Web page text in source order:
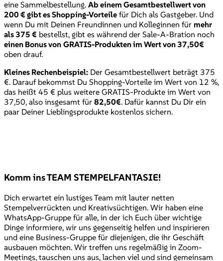
eine Sammelbestellung. Ab einem Gesamtbestellwert von
200 € gibt es Shopping-Vorteile für Dich als Gastgeber. Und
wenn Du mit Deinen Freundinnen und Kolleginnen für mehr
als 375 € bestellst, gibt es während der Sale-A-Bration noch
einen Bonus von GRATIS-Produkten im Wert von 37,50€
oben drauf.
Kleines Rechenbeispiel: Der Gesamtbestellwert beträgt 375
€. Darauf bekommst Du Shopping-Vorteile im Wert von 12 %,
das heißt 45 € plus weitere GRATIS-Produkte im Wert von
37,50, also insgesamt für 82,50€. Dafür kannst Du Dir ein
paar Deiner Lieblingsprodukte kostenlos sichern.
Komm ins TEAM STEMPELFANTASIE!
Dich erwartet ein lustiges Team mit lauter netten
Stempelverrückten und Kreativsüchtigen. Wir haben eine
WhatsApp-Gruppe für alle, in der ich Euch über wichtige
Dinge informiere, wir uns gegenseitig helfen und inspirieren
und eine Business-Gruppe für diejenigen, die ihr Geschäft
ausbauen möchten. Wir treffen uns regelmäßig in Zoom-
Meetings, tauschen uns aus, lachen viel und sind gemeinsam